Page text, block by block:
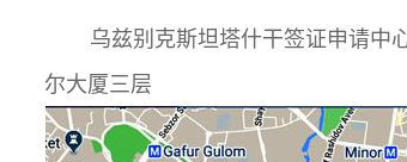
乌兹别克斯坦塔什干签证申请中
尔大厦三层